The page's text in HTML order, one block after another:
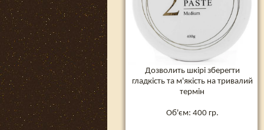
Дозволить шкірі зберегти
гладкість та м'якість на тривалий
термін
Об'єм: 400 гр.